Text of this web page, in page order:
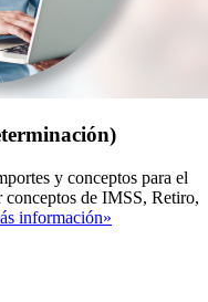
y conceptos para el
conceptos de IMSS, Retiro,
información»